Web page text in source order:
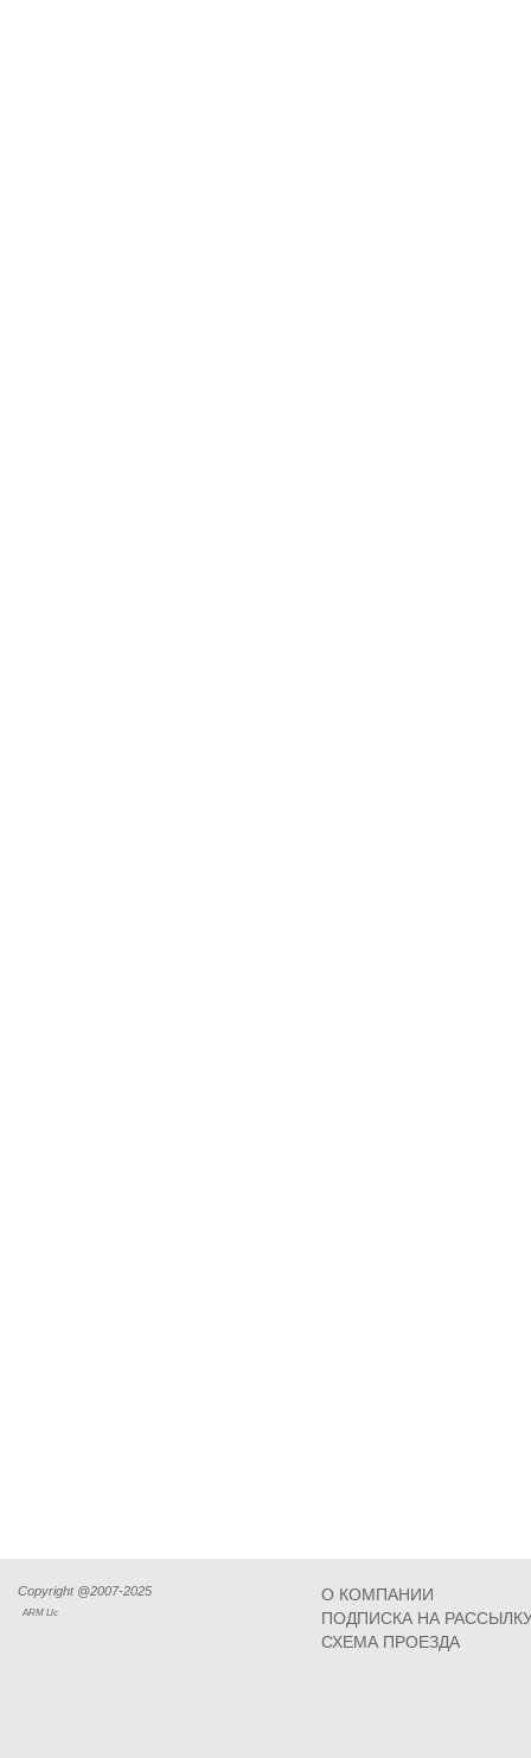
Copyright @2007-2025
ARM Llc
О КОМПАНИИ
ПОДПИСКА НА
СХЕМА ПРОЕЗДА